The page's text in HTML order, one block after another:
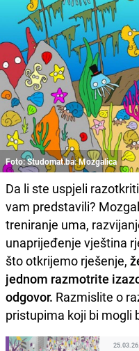
Foto: Studomat.ba: Mozgalica
Da li ste uspjeli
vam predstavili?
treniranje uma,
unaprijeđenje vještina
što otkrijemo rješenje,
jednom razmotrite
odgovor. Razmislite o
pristupima koji bi mogli